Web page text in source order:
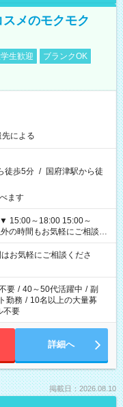
スメのモクモク
生歓迎
ブランクOK
による
徒歩5分 / 国府津駅から徒
ます
お気軽にご相談くださ
要 / 40～50代活躍中 / 副
勤務 / 10名以上の大量募
不要
詳細へ
掲載日：2026.08.10